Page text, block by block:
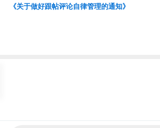
《关于做好跟帖评论自律管理的通知》